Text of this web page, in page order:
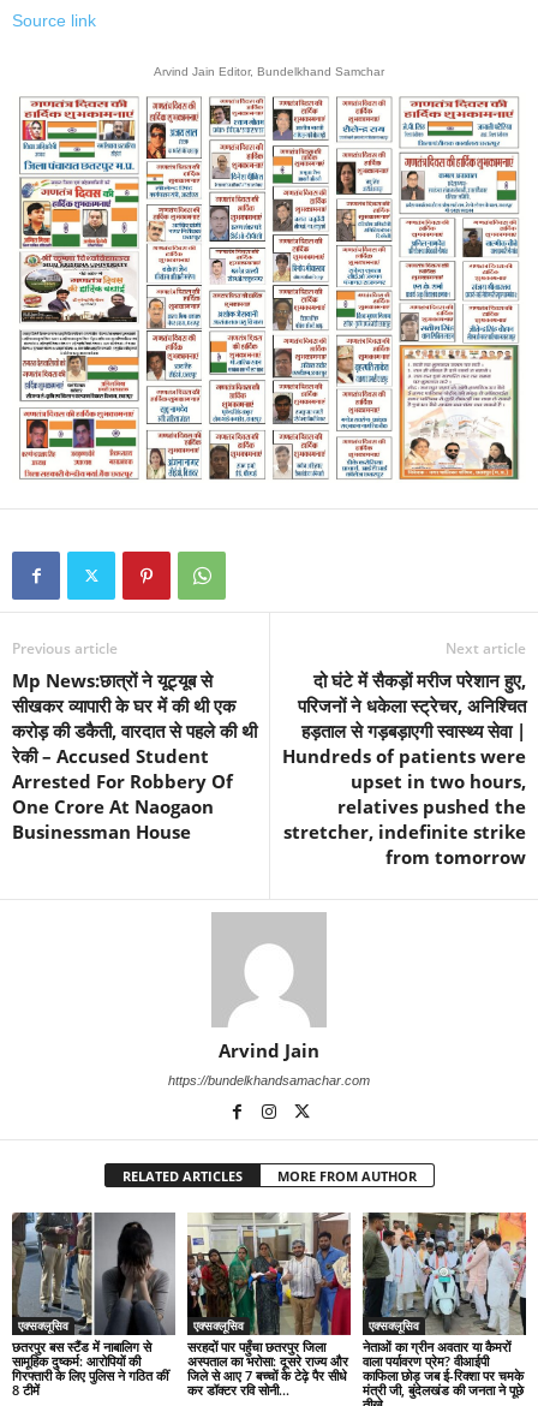
Source link
Arvind Jain Editor, Bundelkhand Samchar
Previous article
Mp News:छात्रों ने यूट्यूब से
सीखकर व्यापारी के घर में की थी एक
करोड़ की डकैती, वारदात से पहले की थी
रेकी – Accused Student
Arrested For Robbery Of
One Crore At Naogaon
Businessman House
Next article
दो घंटे में सैकड़ों मरीज परेशान हुए,
परिजनों ने धकेला स्ट्रेचर, अनिश्चित
हड़ताल से गड़बड़ाएगी स्वास्थ्य सेवा |
Hundreds of patients were
upset in two hours,
relatives pushed the
stretcher, indefinite strike
from tomorrow
Arvind Jain
https://bundelkhandsamachar.com
RELATED ARTICLES MORE FROM AUTHOR
एक्सक्लूसिव
छतरपुर बस स्टैंड में नाबालिग से
सामूहिक दुष्कर्म: आरोपियों की
गिरफ्तारी के लिए पुलिस ने गठित कीं
8 टीमें
एक्सक्लूसिव
सरहदों पार पहुँचा छतरपुर जिला
अस्पताल का भरोसा: दूसरे राज्य और
जिले से आए 7 बच्चों के टेढ़े पैर सीधे
कर डॉक्टर रवि सोनी...
एक्सक्लूसिव
नेताओं का ग्रीन अवतार या कैमरों
वाला पर्यावरण प्रेम? वीआईपी
काफिला छोड़ जब ई-रिक्शा पर चमके
मंत्री जी, बुंदेलखंड की जनता ने पूछे